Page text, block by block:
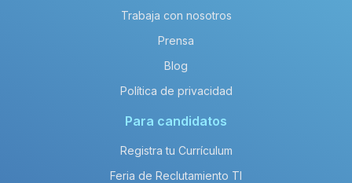
Trabaja con nosotros
Prensa
Blog
Política de privacidad
Para candidatos
Registra tu Currículum
Feria de Reclutamiento TI